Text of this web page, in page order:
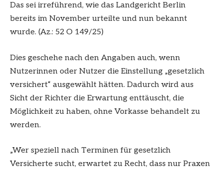
Das sei irreführend, wie das Landgericht Berlin
bereits im November urteilte und nun bekannt
wurde. (Az.: 52 O 149/25)
Dies geschehe nach den Angaben auch, wenn
Nutzerinnen oder Nutzer die Einstellung „gesetzlich
versichert“ ausgewählt hätten. Dadurch wird aus
Sicht der Richter die Erwartung enttäuscht, die
Möglichkeit zu haben, ohne Vorkasse behandelt zu
werden.
„Wer speziell nach Terminen für gesetzlich
Versicherte sucht, erwartet zu Recht, dass nur Praxen